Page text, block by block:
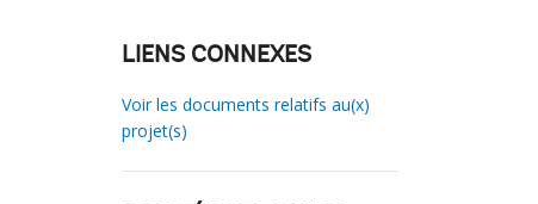
LIENS CONNEXES
Voir les documents relatifs au(x)
projet(s)